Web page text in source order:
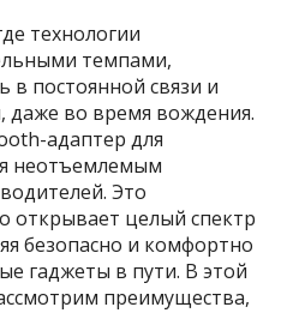
технологии
темпами,
в постоянной связи и
даже во время вождения.
адаптер для
неотъемлемым
Это
открывает целый спектр
безопасно и комфортно
гаджеты в пути. В этой
преимущества,